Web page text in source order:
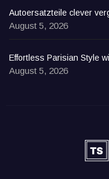
Autoersatzteile clever
August 5, 2026
Effortless Parisian Style
August 5, 2026